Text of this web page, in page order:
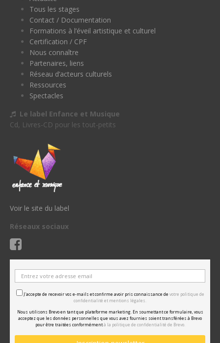
Tous les stages
Contact / Documentation
Formations à l’éveil artistique et culturel
Certification / CPF
Nous connaître
Partenaires, liens
Réseau d’acteurs culturels
Ressources
Spectacles
Le label Enfance et Musique
Cd, Livres-CD pour les tout-petits
Voir le site du label
Réseaux sociaux
J'accepte de recevoir vos e-mails et confirme avoir pris connaissance de votre politique de
confidentialité et mentions légales.
Nous utilisons Brevo en tant que plateforme marketing. En soumettant ce formulaire, vous
acceptez que les données personnelles que vous avez fournies soient transférées à Brevo
pour être traitées conformémentà la politique de confidentialité de Brevo.